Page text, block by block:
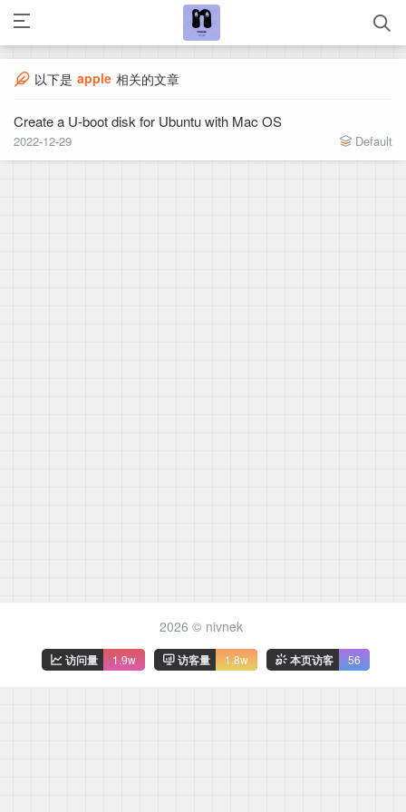
以下是 apple 相关的文章
Create a U-boot disk for Ubuntu with Mac OS
2022-12-29 Default
2026 © nivnek
访问量 1.9w 访客量 1.8w 本页访客 56